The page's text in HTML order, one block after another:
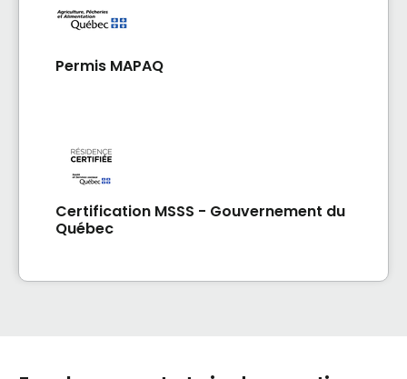
Permis MAPAQ
Certification MSSS - Gouvernement du
Québec